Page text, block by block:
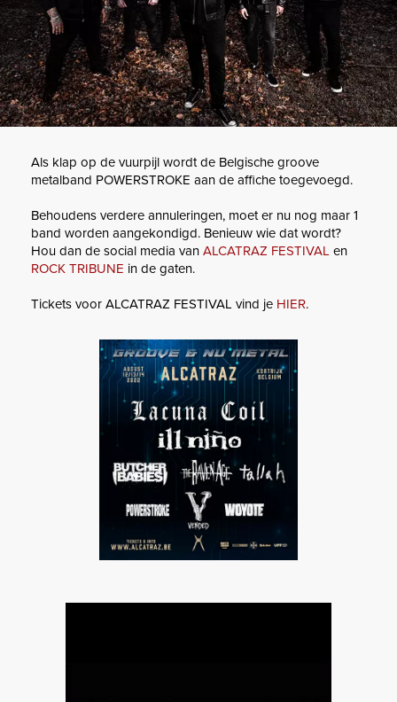
Als klap op de vuurpijl wordt de Belgische groove
metalband POWERSTROKE aan de affiche toegevoegd.
Behoudens verdere annuleringen, moet er nu nog maar 1
band worden aangekondigd. Benieuw wie dat wordt?
Hou dan de social media van ALCATRAZ FESTIVAL en
ROCK TRIBUNE in de gaten.
Tickets voor ALCATRAZ FESTIVAL vind je HIER.